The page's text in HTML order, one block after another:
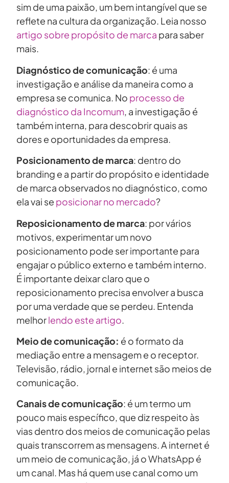
sim de uma paixão, um bem intangível que se
reflete na cultura da organização. Leia nosso
artigo sobre propósito de marca para saber
mais.
Diagnóstico de comunicação: é uma
investigação e análise da maneira como a
empresa se comunica. No processo de
diagnóstico da Incomum, a investigação é
também interna, para descobrir quais as
dores e oportunidades da empresa.
Posicionamento de marca: dentro do
branding e a partir do propósito e identidade
de marca observados no diagnóstico, como
ela vai se posicionar no mercado?
Reposicionamento de marca: por vários
motivos, experimentar um novo
posicionamento pode ser importante para
engajar o público externo e também interno.
É importante deixar claro que o
reposicionamento precisa envolver a busca
por uma verdade que se perdeu. Entenda
melhorlendo este artigo
Meio de comunicação: é o formato da
mediação entre a mensagem e o receptor.
Televisão, rádio, jornal e internet são meios de
comunicação.
Canais de comunicação: é um termo um
pouco mais específico, que diz respeito às
vias dentro dos meios de comunicação pelas
quais transcorrem as mensagens. A internet é
um meio de comunicação, já o WhatsApp é
um canal. Mas há quem use canal como um